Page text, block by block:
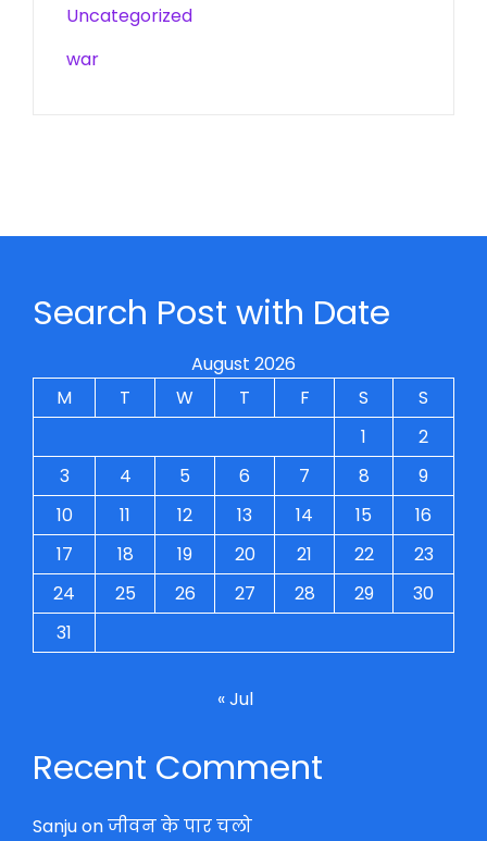
Uncategorized
war
Search Post with Date
August 2026
M
T W T F S
S
1
2
3
4 5 6 7 8
9
10
11 12 13 14 15
16
17
18 19 20 21 22
23
24
25 26 27 28 29
30
31
« Jul
Recent Comment
Sanjuonजीवन के पार चलो